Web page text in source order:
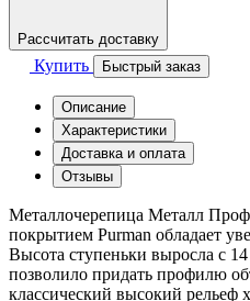
Рассчитать доставку
Купить Быстрый заказ
Описание
Характеристики
Доставка и оплата
Отзывы
Металлочерепица Металл
покрытием Purman обладает
Высота ступеньки выросла с
позволило придать профилю
классический высокий рельеф